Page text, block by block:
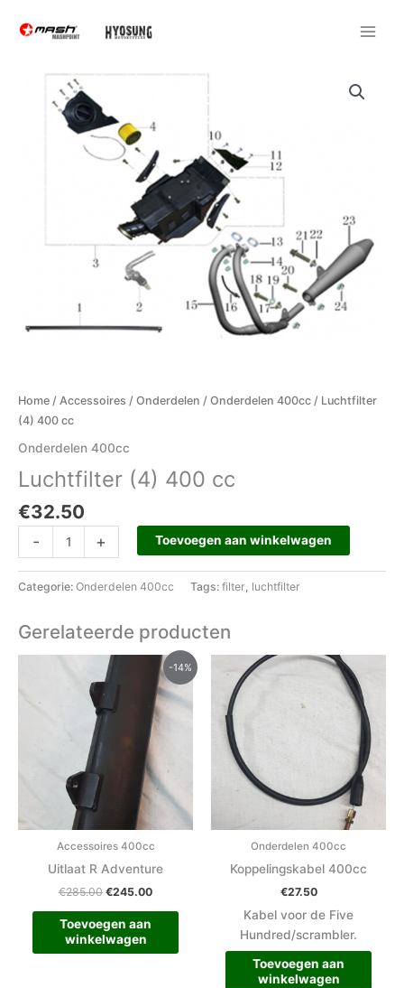
naar
Home / Accessoires / Onderdelen / Onderdelen 400cc / Luchtfilter
(4) 400 cc
Onderdelen 400cc
Luchtfilter (4) 400 cc
€32.50
-
Luchtfilter
+ Toevoegen aan winkelwagen
Categorie: Onderdelen 400cc Tags: filter, luchtfilter
Gerelateerde producten
-14%
Accessoires 400cc
Uitlaat R Adventure
€285.00
Oorspronkelijke
prijs
€285.00.
€245.00
Huidige
prijs
is:
€245.00.
Toevoegen aan
winkelwagen
Onderdelen 400cc
Koppelingskabel 400cc
€27.50
Kabel voor de Five
Hundred/scrambler.
Toevoegen aan
winkelwagen